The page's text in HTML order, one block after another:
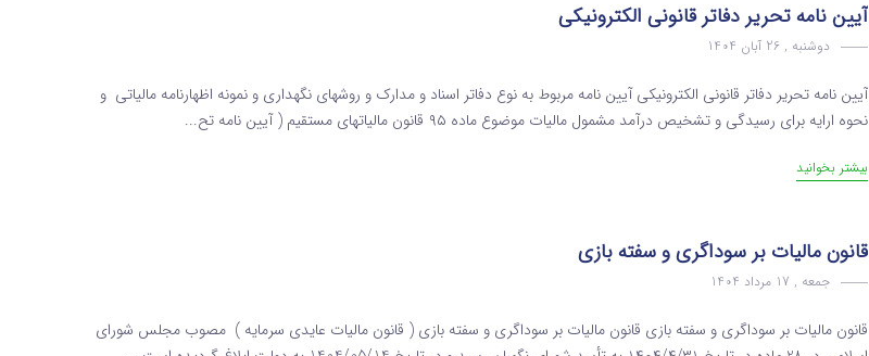
آیین نامه تحریر دفاتر قانونی الکترونیکی
دوشنبه , 26 آبان 1404
آیین نامه تحریر دفاتر قانونی الکترونیکی آیین نامه مربوط به نوع دفاتر اسناد و مدارک و روشهای نگهداری و نمونه اظهارنامه مالیاتی و
نحوه ارایه برای رسیدگی و تشخیص درآمد مشمول مالیات موضوع ماده ۹۵ قانون مالیاتهای مستقیم ( آیین نامه تح...
بیشتر بخوانید
قانون مالیات بر سوداگری و سفته بازی
جمعه , 17 مرداد 1404
قانون مالیات بر سوداگری و سفته بازی قانون مالیات بر سوداگری و سفته بازی ( قانون مالیات عایدی سرمایه ) مصوب مجلس شورای